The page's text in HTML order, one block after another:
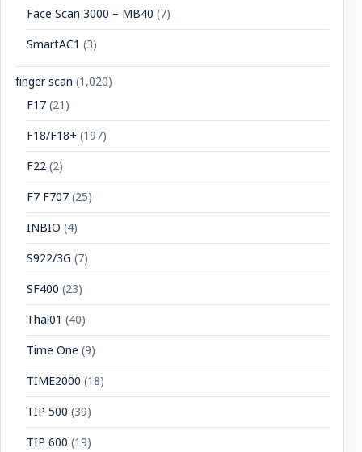
Face Scan 3000 – MB40 (7)
SmartAC1 (3)
finger scan (1,020)
F17(21)
F18/F18+ (197)
F22(2)
F7 F707(25)
INBIO (4)
S922/3G (7)
SF400 (23)
Thai01 (40)
Time One (9)
TIME2000 (18)
TIP 500 (39)
TIP 600 (19)